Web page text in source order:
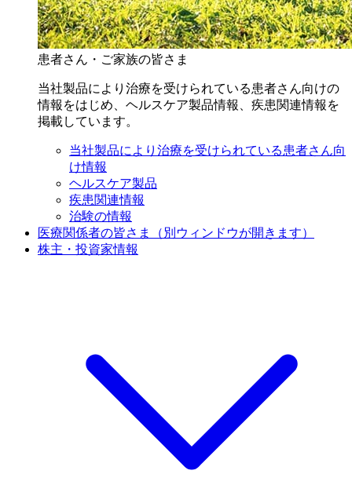
患者さん・ご家族の皆さま
当社製品により治療を受けられている患者さん向けの
情報をはじめ、ヘルスケア製品情報、疾患関連情報を
掲載しています。
当社製品により治療を受けられている患者さん向
け情報
ヘルスケア製品
疾患関連情報
治験の情報
医療関係者の皆さま
（別ウィンドウが開きます）
株主・投資家情報